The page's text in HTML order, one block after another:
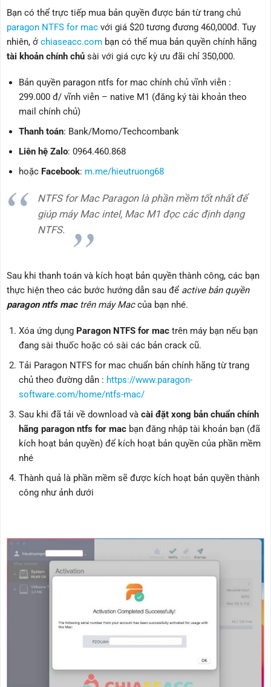
Bạn có thể trực tiếp mua bản quyền được bán từ trang chủ
paragon NTFS for mac với giá $20 tương đương 460,000đ. Tuy
nhiên, ở chiaseacc.com bạn có thể mua bản quyền chính hãng
tài khoản chính chủ sài với giá cực kỳ ưu đãi chỉ 350,000.
Bản quyền paragon ntfs for mac chính chủ vĩnh viễn :
299.000 đ/ vĩnh viễn – native M1 (đăng ký tài khoản theo
mail chính chủ)
Thanh toán: Bank/Momo/Techcombank
Liên hệ Zalo: 0964.460.868
hoặc Facebook: m.me/hieutruong68
NTFS for Mac Paragon là phần mềm tốt nhất để
giúp máy Mac intel, Mac M1 đọc các định dạng
NTFS.
Sau khi thanh toán và kích hoạt bản quyền thành công, các bạn
thực hiện theo các bước hướng dẫn sau để active bản quyền
paragon ntfs mactrên máy Maccủa bạn nhé.
Xóa ứng dụngParagon NTFS for mactrên máy bạn nếu bạn
đang sài thuốc hoặc có sài các bản crack cũ.
Tải Paragon NTFS for mac chuẩn bản chính hãng từ trang
chủ theo đường dẫn : https://www.paragon-
software.com/home/ntfs-mac/
Sau khi đã tải về download và cài đặt xong bản chuẩn chính
hãng paragon ntfs for macbạn đăng nhập tài khoản bạn (đã
kích hoạt bản quyền) để kích hoạt bản quyền của phần mềm
nhé
Thành quả là phần mềm sẽ được kích hoạt bản quyền thành
công như ảnh dưới